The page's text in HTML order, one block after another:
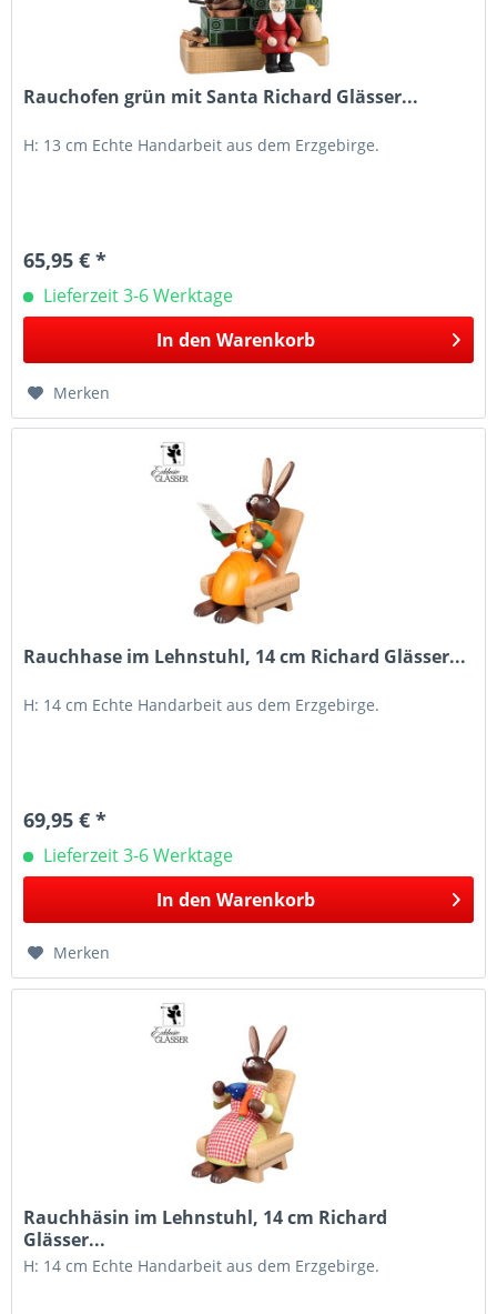
Rauchofen grün mit Santa Richard Glässer...
H: 13 cm Echte Handarbeit aus dem Erzgebirge.
65,95 € *
Lieferzeit 3-6 Werktage
In den Warenkorb
Merken
Rauchhase im Lehnstuhl, 14 cm Richard Glässer...
H: 14 cm Echte Handarbeit aus dem Erzgebirge.
69,95 € *
Lieferzeit 3-6 Werktage
In den Warenkorb
Merken
Rauchhäsin im Lehnstuhl, 14 cm Richard
Glässer...
H: 14 cm Echte Handarbeit aus dem Erzgebirge.